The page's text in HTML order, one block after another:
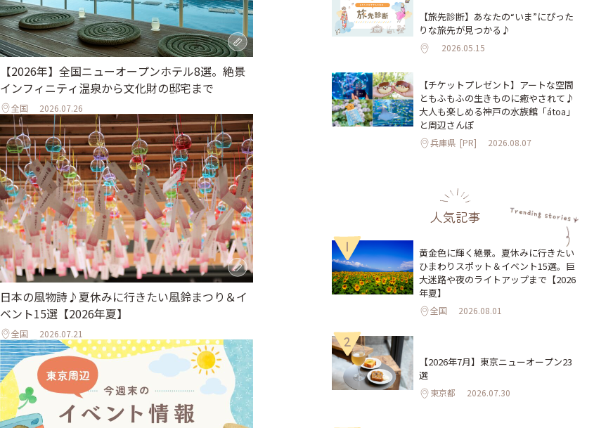
【2026年】全国ニューオープンホテル8選。絶景
インフィニティ温泉から文化財の邸宅まで
全国 2026.07.26
日本の風物詩♪夏休みに行きたい風鈴まつり＆イ
ベント15選【2026年夏】
全国 2026.07.21
【旅先診断】あなたの“いま”にぴった
りな旅先が見つかる♪
2026.05.15
【チケットプレゼント】アートな空間
ともふもふの生きものに癒やされて♪
大人も楽しめる神戸の水族館「átoa」
と周辺さんぽ
兵庫県 [PR] 2026.08.07
人気記事
1
黄金色に輝く絶景。夏休みに行きたい
ひまわりスポット＆イベント15選。巨
大迷路や夜のライトアップまで【2026
年夏】
全国 2026.08.01
2
【2026年7月】東京ニューオープン23
選
東京都 2026.07.30